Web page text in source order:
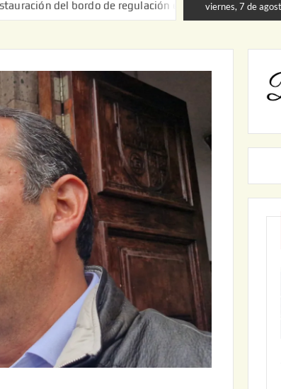
de regulación en el Ejido de Puerta de Palmillas
viernes, 7 de